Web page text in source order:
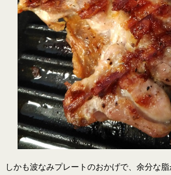
しかも波なみプレートのおかげで、余分な